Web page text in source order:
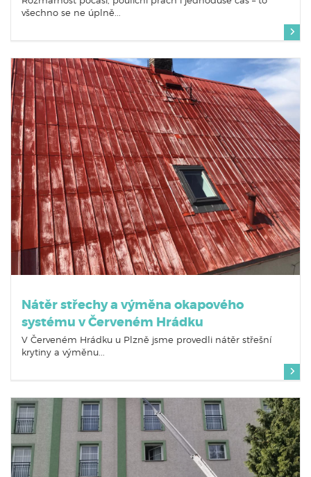
všechno se ne úplně...
Nátěr střechy a výměna okapového
systému v Červeném Hrádku
V Červeném Hrádku u Plzně jsme provedli nátěr střešní
krytiny a výměnu...